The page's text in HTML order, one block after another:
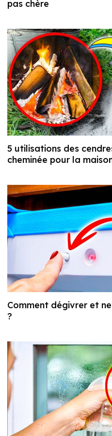
pas chère
5 utilisations des
cheminée pour la
Comment dégivrer et
?